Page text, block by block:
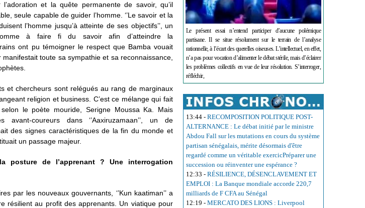
et la quête permanente de savoir, qu’il
seule capable de guider l’homme. ‘’Le savoir et la
l’homme jusqu’à atteinte de ses objectifs’’, un
à faire fi du savoir afin d’atteindre la
ont pu témoigner le respect que Bamba vouait
toute sa sympathie et sa reconnaissance,
et chercheurs sont relégués au rang de marginaux
religion et business. C’est ce mélange qui fait
le poète mouride, Serigne Moussa Ka. Mais
coureurs dans ‘’Aaxiruzamaan’’, un de
des signes caractéristiques de la fin du monde et
un passage majeur.
posture de l’apprenant ? Une interrogation
par les nouveaux gouvernants, ‘’Kun kaatiman’’ a
résilient au profit des apprenants. Un viatique pour
Le présent essai n’entend participer d’aucune polémique
partisane. Il se situe résolument sur le terrain de l’analyse
rationnelle, à l’écart des querelles oiseuses. L’intellectuel, en effet,
n’a pas pour vocation d’alimenter le débat stérile, mais d’éclairer
les problèmes collectifs en vue de leur résolution. S’interroger,
réfléchir,
13:44 - RECOMPOSITION POLITIQUE POST-
ALTERNANCE : Le débat initié par le ministre
Abdou Fall sur les mutations en cours du système
partisan sénégalais, mérite désormais d'être
regardé comme un véritable exercicPréparer une
succession ou réinventer une espérance ?
12:33 - RÉSILIENCE, DÉSENCLAVEMENT ET
EMPLOI : La Banque mondiale accorde 220,7
milliards de F CFA au Sénégal
12:19 - MERCATO DES LIONS : Liverpool